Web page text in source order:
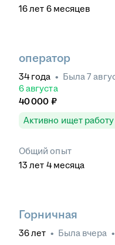
16лет 6 месяцев
оператор
34 года • Была7
6 августа
40 000 ₽
Активно ищет работу
Общий опыт
13 лет 4 месяца
Горничная
36лет • Была вчера •